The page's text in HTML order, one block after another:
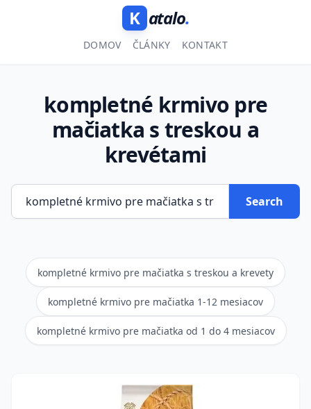
K atalo.
DOMOV ČLÁNKY KONTAKT
kompletné krmivo pre
mačiatka s treskou a
krevétami
Search
kompletné krmivo pre mačiatka s treskou a krevety
kompletné krmivo pre mačiatka 1-12 mesiacov
kompletné krmivo pre mačiatka od 1 do 4 mesiacov